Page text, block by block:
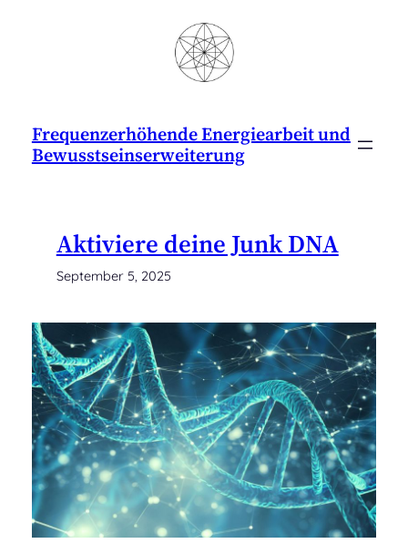
Frequenzerhöhende Energiearbeit und
Bewusstseinserweiterung
Aktiviere deine Junk DNA
September 5, 2025